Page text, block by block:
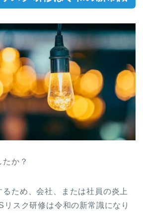
か？
ため、会社、または社員の炎上
リスク研修は令和の新常識になり